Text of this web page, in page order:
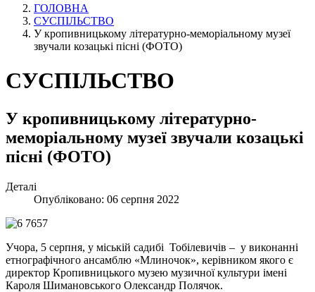
ГОЛОВНА
СУСПІЛЬСТВО
У кропивницькому літературно-меморіальному музеї
звучали козацькі пісні (ФОТО)
СУСПІЛЬСТВО
У кропивницькому літературно-
меморіальному музеї звучали козацькі
пісні (ФОТО)
Деталі
Опубліковано: 06 серпня 2022
Учора, 5 серпня, у міській садибі Тобілевичів – у виконанні
етнографічного ансамблю «Млиночок», керівником якого є
директор Кропивницького музею музичної культури імені
Кароля Шимановського Олександр Полячок.